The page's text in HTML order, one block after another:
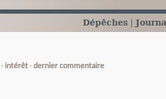
Dépêches
intérêt dernier commentaire